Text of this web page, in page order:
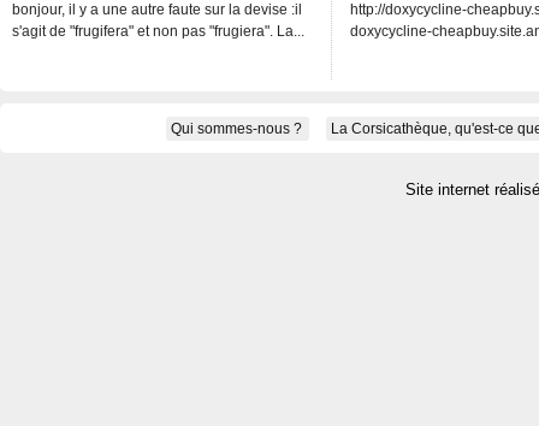
bonjour, il y a une autre faute sur la devise :il
s'agit de "frugifera" et non pas "frugiera". La...
http://doxycycline-
doxycycline-
Qui sommes-nous ? La Corsicathèque, qu'est-ce
Site internet